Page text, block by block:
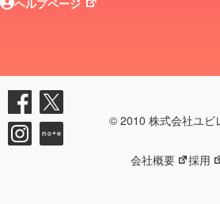
ヘルプページ
© 2010 株式会社ユビ
会社概要 採用